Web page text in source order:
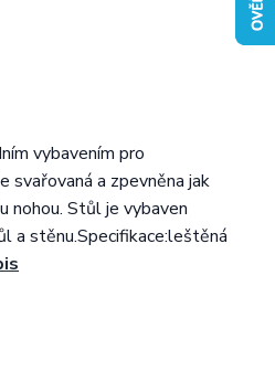
vybavením pro
svařovaná a zpevněna jak
nohou. Stůl je vybaven
a stěnu.Specifikace:leštěná